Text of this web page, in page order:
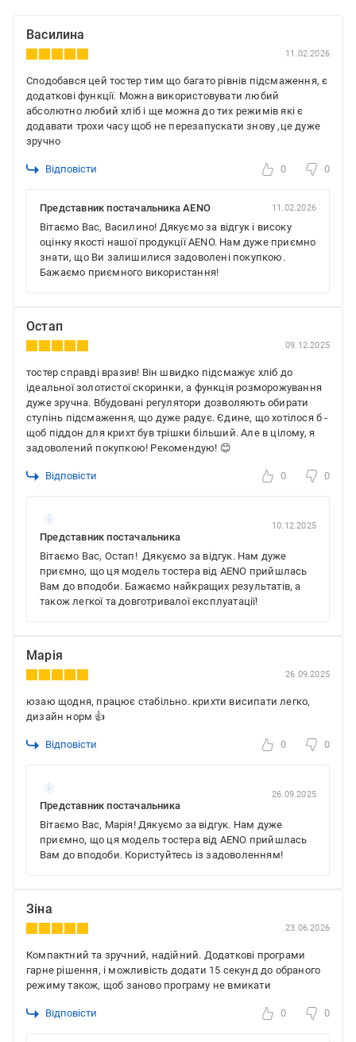
Василина
11.02.2026
Сподобався цей тостер тим що багато рівнів підсмаження, є
додаткові функції. Можна використовувати любий
абсолютно любий хліб і ще можна до тих режимів які є
додавати трохи часу щоб не перезапускати знову ,це дуже
зручно
Відповісти 0 0
Представник постачальника AENO 11.02.2026
Вітаємо Вас, Василино! Дякуємо за відгук і високу
оцінку якості нашої продукції AENO. Нам дуже приємно
знати, що Ви залишилися задоволені покупкою.
Бажаємо приємного використання!
Остап
09.12.2025
тостер справді вразив! Він швидко підсмажує хліб до
ідеальної золотистої скоринки, а функція розморожування
дуже зручна. Вбудовані регулятори дозволяють обирати
ступінь підсмаження, що дуже радує. Єдине, що хотілося б -
щоб піддон для крихт був трішки більший. Але в цілому, я
задоволений покупкою! Рекомендую! 😊
Відповісти 0 0
Представник постачальника
10.12.2025
Вітаємо Вас, Остап! Дякуємо за відгук. Нам дуже
приємно, що ця модель тостера від AENO прийшлась
Вам до вподоби. Бажаємо найкращих результатів, а
також легкої та довготривалої експлуатації!
Марія
26.09.2025
юзаю щодня, працює стабільно. крихти висипати легко,
дизайн норм 👍
Відповісти 0 0
Представник постачальника
26.09.2025
Вітаємо Вас, Марія! Дякуємо за відгук. Нам дуже
приємно, що ця модель тостера від AENO прийшлась
Вам до вподоби. Користуйтесь із задоволенням!
Зіна
23.06.2026
Компактний та зручний, надійний. Додаткові програми
гарне рішення, і можливість додати 15 секунд до обраного
режиму також, щоб заново програму не вмикати
Відповісти 0 0